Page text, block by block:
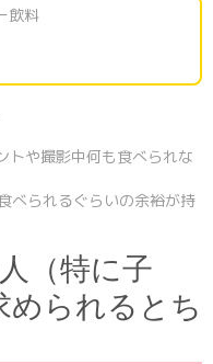
飲料
トや撮影中何も食べられな
べられるぐらいの余裕が持
（特に子
められるとち